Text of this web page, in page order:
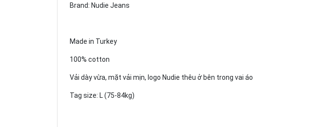
Brand: Nudie Jeans
Made in Turkey
100% cotton
Vải dày vừa, mặt vải mịn, logo Nudie thêu ở bên trong vai áo
Tag size: L (75-84kg)